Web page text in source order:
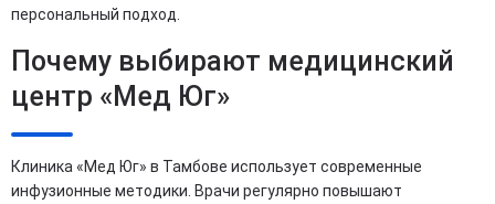
персональный подход.
Почему выбирают медицинский
центр «Мед Юг»
Клиника «Мед Юг» в Тамбове использует современные
инфузионные методики. Врачи регулярно повышают